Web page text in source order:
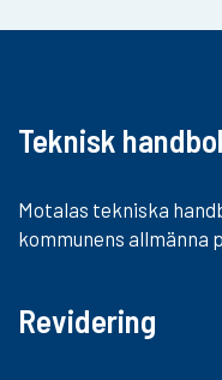
Teknisk
Motalas tekniska
kommunens allmänna
Revidering